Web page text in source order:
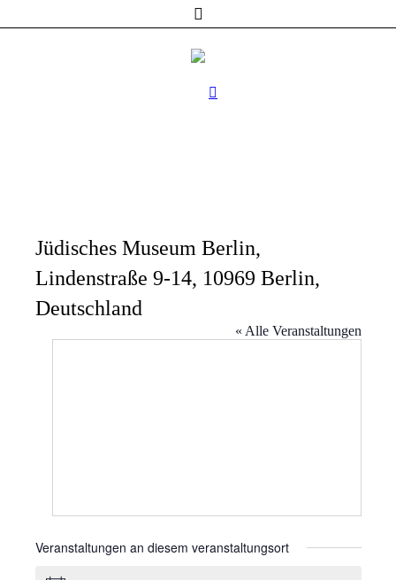
Jüdisches Museum Berlin,
Lindenstraße 9-14, 10969 Berlin,
Deutschland
« Alle Veranstaltungen
Veranstaltungen an diesem veranstaltungsort